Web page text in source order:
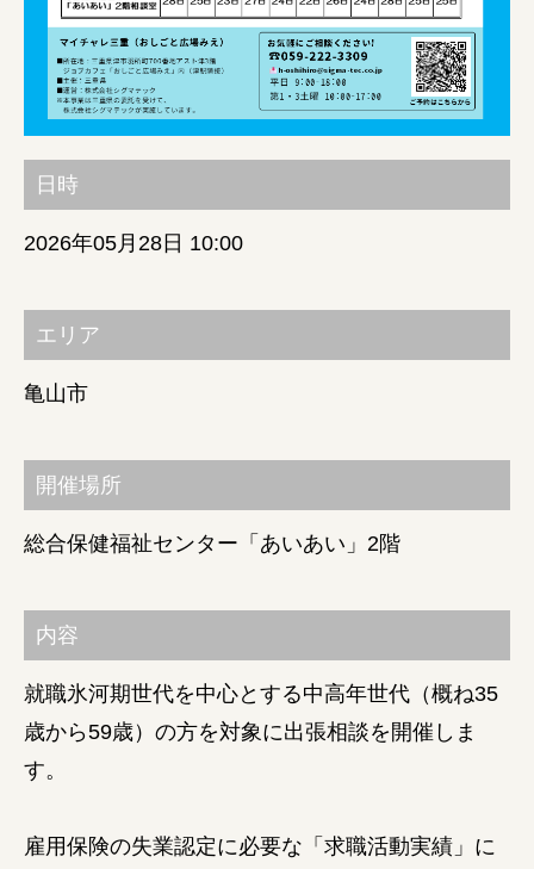
おしごと広場みえ
みえの企業まるわかりNAVI
みえの仕事マッチングサイト
シルバー人材の就労支援
障がい者の就労支援
日時
2026年05月28日 10:00
エリア
亀山市
開催場所
総合保健福祉センター「あいあい」2階
内容
就職氷河期世代を中心とする中高年世代（概ね35
歳から59歳）の方を対象に出張相談を開催しま
す。
雇用保険の失業認定に必要な「求職活動実績」に